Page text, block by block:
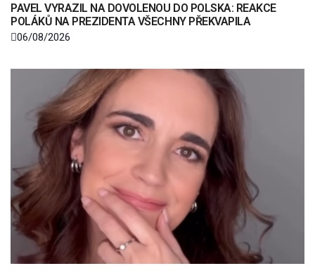
PAVEL VYRAZIL NA DOVOLENOU DO POLSKA: REAKCE
POLÁKŮ NA PREZIDENTA VŠECHNY PŘEKVAPILA
06/08/2026